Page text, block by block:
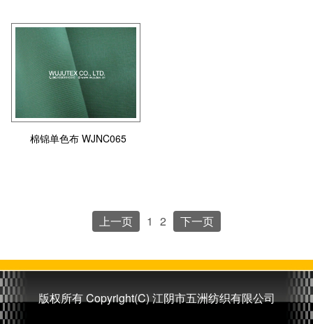
棉锦单色布 WJNC065
上一页 1 2 下一页
版权所有 Copyright(C) 江阴市五洲纺织有限公司